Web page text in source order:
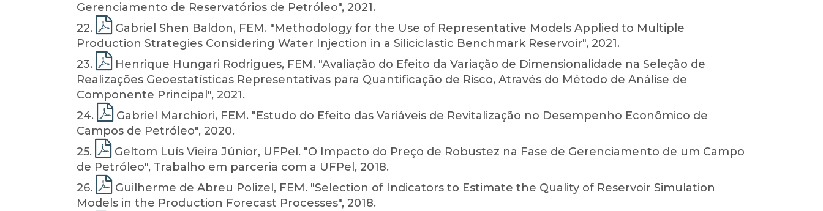
Gerenciamento de Reservatórios de Petróleo", 2021.
22.
Gabriel Shen Baldon, FEM. "Methodology for the Use of Representative Models Applied to Multiple
Production Strategies Considering Water Injection in a Siliciclastic Benchmark Reservoir", 2021.
23.
Henrique Hungari Rodrigues, FEM. "Avaliação do Efeito da Variação de Dimensionalidade na Seleção de
Realizações Geoestatísticas Representativas para Quantificação de Risco, Através do Método de Análise de
Componente Principal", 2021.
24.
Gabriel Marchiori, FEM. "Estudo do Efeito das Variáveis de Revitalização no Desempenho Econômico de
Campos de Petróleo", 2020.
25.
Geltom Luís Vieira Júnior, UFPel. "O Impacto do Preço de Robustez na Fase de Gerenciamento de um Campo
de Petróleo", Trabalho em parceria com a UFPel, 2018.
26.
Guilherme de Abreu Polizel, FEM. "Selection of Indicators to Estimate the Quality of Reservoir Simulation
Models in the Production Forecast Processes", 2018.